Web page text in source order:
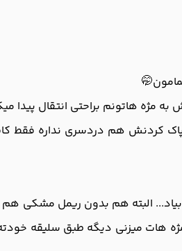
مژه هاتونم براحتی انتقال پیدا
کردنش هم دردسری نداره فقط
البته هم بدون ریمل مشکی هم
هات میزنی دیگه طبق سلیقه